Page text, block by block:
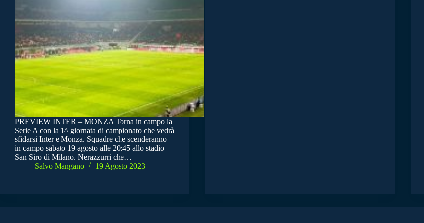
PREVIEW INTER – MONZA Torna in campo la
Serie A con la 1^ giornata di campionato che vedrà
sfidarsi Inter e Monza. Squadre che scenderanno
in campo sabato 19 agosto alle 20:45 allo stadio
San Siro di Milano. Nerazzurri che…
Salvo Mangano
19 Agosto 2023